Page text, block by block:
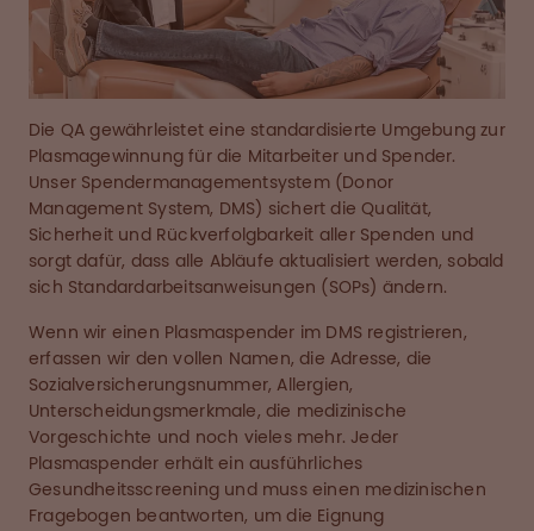
Die QA gewährleistet eine standardisierte Umgebung zur
Plasmagewinnung für die Mitarbeiter und Spender.
Unser Spendermanagementsystem (Donor
Management System, DMS) sichert die Qualität,
Sicherheit und Rückverfolgbarkeit aller Spenden und
sorgt dafür, dass alle Abläufe aktualisiert werden, sobald
sich Standardarbeitsanweisungen (SOPs) ändern.
Wenn wir einen Plasmaspender im DMS registrieren,
erfassen wir den vollen Namen, die Adresse, die
Sozialversicherungsnummer, Allergien,
Unterscheidungsmerkmale, die medizinische
Vorgeschichte und noch vieles mehr. Jeder
Plasmaspender erhält ein ausführliches
Gesundheitsscreening und muss einen medizinischen
Fragebogen beantworten, um die Eignung